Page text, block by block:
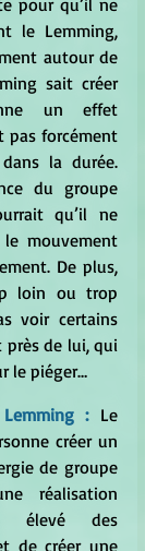
le Lemming,
autour de
sait créer
un effet
pas forcément
la durée.
du groupe
qu’il ne
mouvement
De plus,
loin ou trop
voir certains
de lui, qui
le piéger…
Lemming :
Le
créer un
de groupe
réalisation
élevé des
de créer une